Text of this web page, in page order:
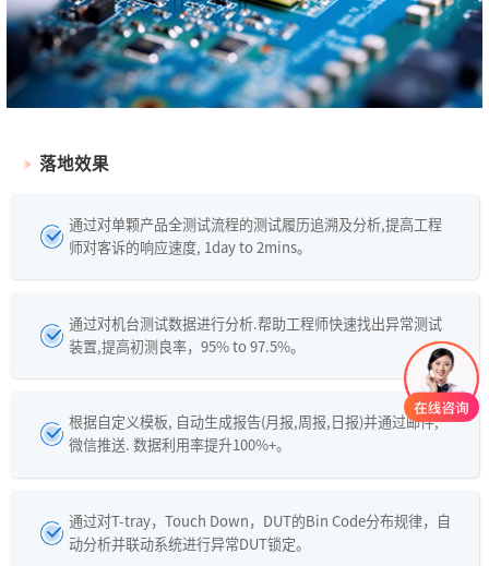
落地效果
通过对单颗产品全测试流程的测试履历追溯及分析,提高工程
师对客诉的响应速度, 1day to 2mins。
通过对机台测试数据进行分析.帮助工程师快速找出异常测试
装置,提高初测良率，95% to 97.5%。
根据自定义模板, 自动生成报告(月报,周报,日报)并通过邮件,
微信推送. 数据利用率提升100%+。
通过对T-tray，Touch Down，DUT的Bin Code分布规律，自
动分析并联动系统进行异常DUT锁定。